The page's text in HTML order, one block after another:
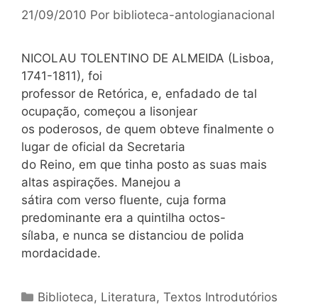
21/09/2010 Por biblioteca-antologianacional
NICOLAU TOLENTINO DE ALMEIDA (Lisboa,
1741-1811), foi
professor de Retórica, e, enfadado de tal
ocupação, começou a lisonjear
os poderosos, de quem obteve finalmente o
lugar de oficial da Secretaria
do Reino, em que tinha posto as suas mais
altas aspirações. Manejou a
sátira com verso fluente, cuja forma
predominante era a quintilha octos-
sílaba, e nunca se distanciou de polida
mordacidade.
Categorias
Biblioteca, Literatura,Textos Introdutórios